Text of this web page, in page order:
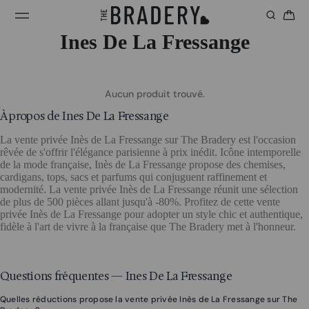
Ines De La Fressange
Aucun produit trouvé.
À propos de Ines De La Fressange
La vente privée Inès de La Fressange sur The Bradery est l'occasion
rêvée de s'offrir l'élégance parisienne à prix inédit. Icône intemporelle
de la mode française, Inès de La Fressange propose des chemises,
cardigans, tops, sacs et parfums qui conjuguent raffinement et
modernité. La vente privée Inès de La Fressange réunit une sélection
de plus de 500 pièces allant jusqu'à -80%. Profitez de cette vente
privée Inès de La Fressange pour adopter un style chic et authentique,
fidèle à l'art de vivre à la française que The Bradery met à l'honneur.
Questions fréquentes — Ines De La Fressange
Quelles réductions propose la vente privée Inès de La Fressange sur The